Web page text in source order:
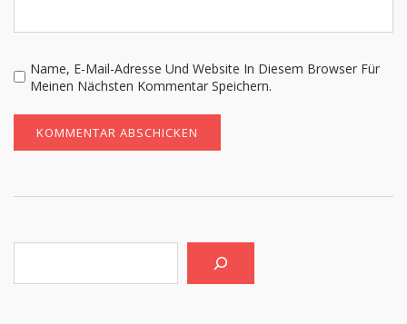
Name, E-Mail-Adresse Und Website In Diesem Browser Für
Meinen Nächsten Kommentar Speichern.